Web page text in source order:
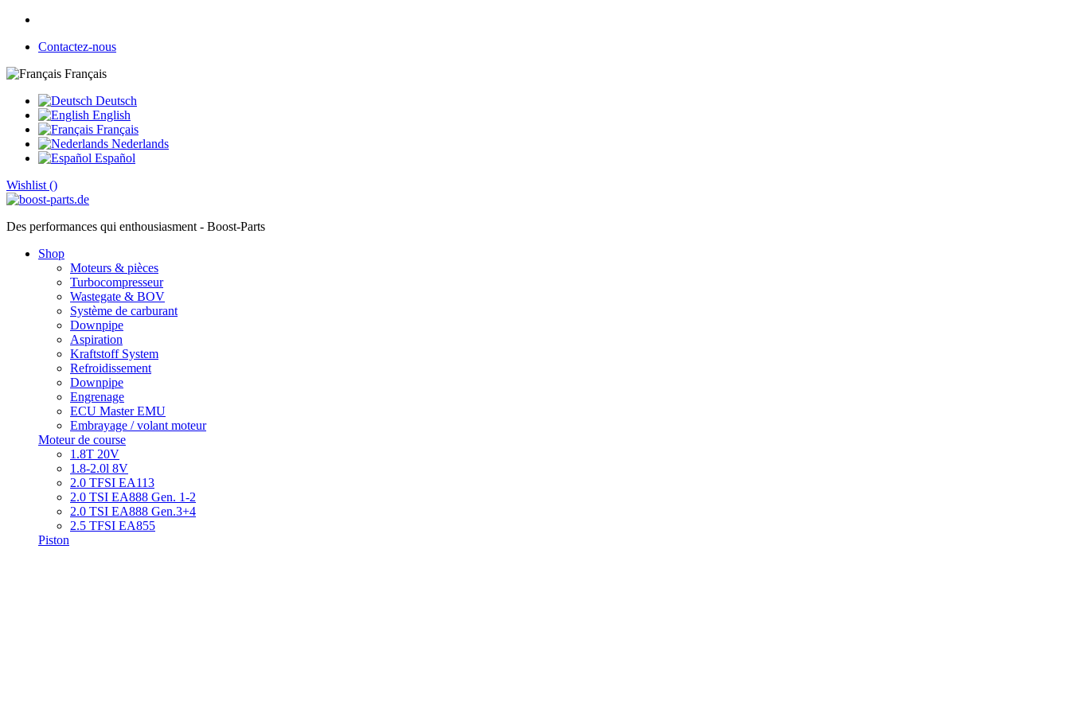
Contactez-nous
Français
Deutsch
English
Français
Nederlands
Español
Wishlist ()
Des performances qui enthousiasment - Boost-Parts
Shop
Moteurs & pièces
Turbocompresseur
Wastegate & BOV
Système de carburant
Downpipe
Aspiration
Kraftstoff System
Refroidissement
Downpipe
Engrenage
ECU Master EMU
Embrayage / volant moteur
Moteur de course
1.8T 20V
1.8-2.0l 8V
2.0 TFSI EA113
2.0 TSI EA888 Gen. 1-2
2.0 TSI EA888 Gen.3+4
2.5 TFSI EA855
Piston